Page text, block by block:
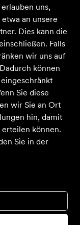
uns,
an unsere
Dies kann die
Falls
wir uns auf
können
Sie diese
wir Sie an Ort
hin, damit
können.
Sie in der